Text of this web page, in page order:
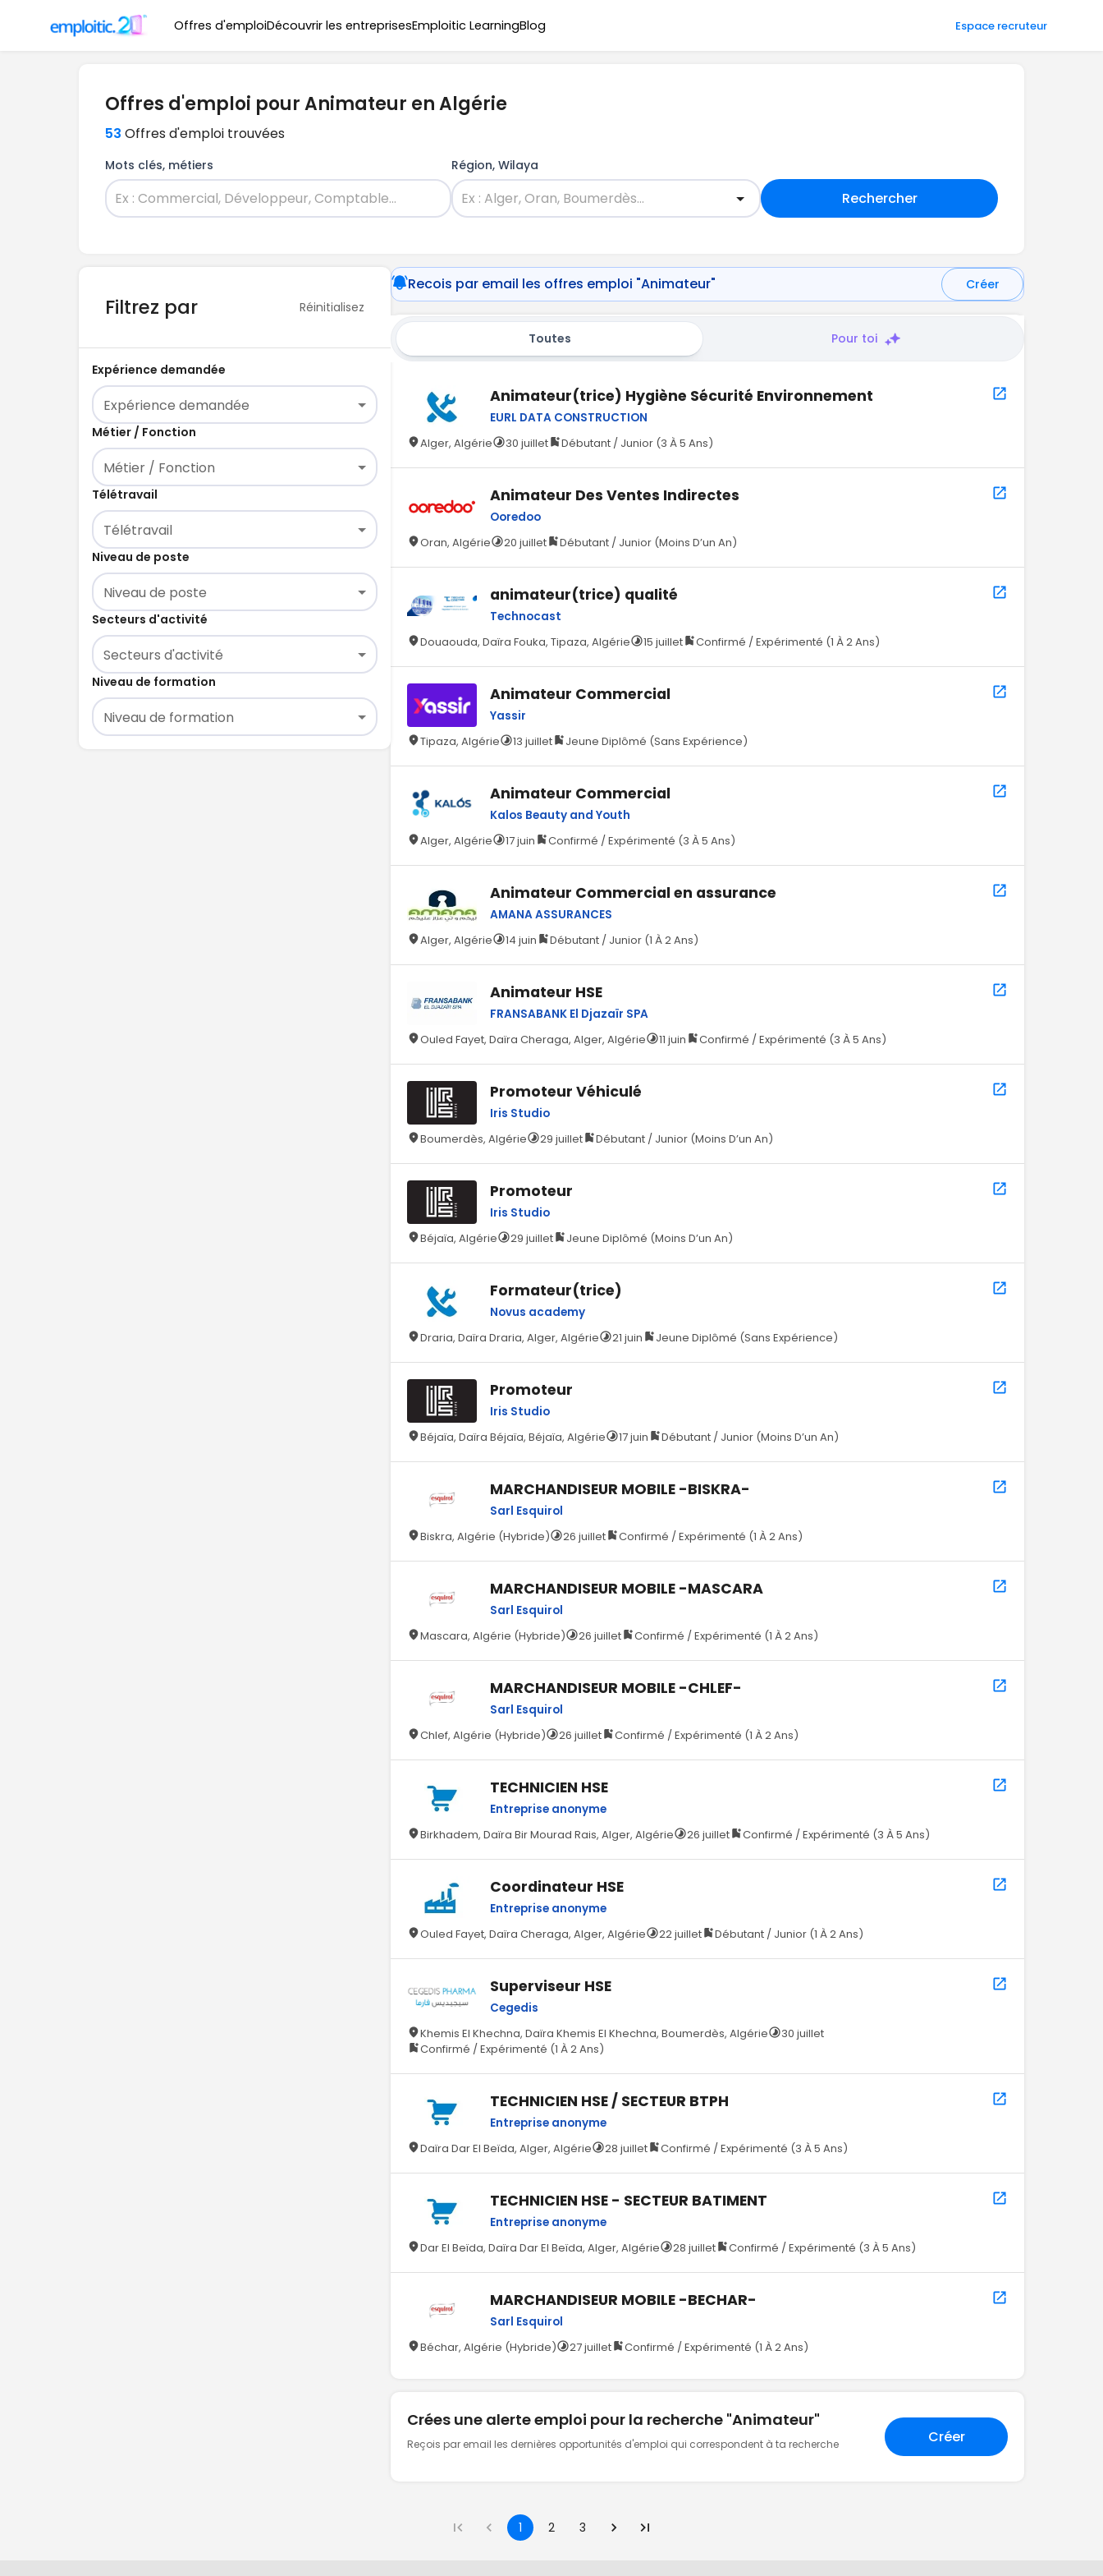
Offres d'emploiDécouvrir les entreprisesEmploitic LearningBlog Espace recruteur
Offres d'emploi pour Animateur en Algérie
53 Offres d'emploi trouvées
Mots clés, métiers Région, Wilaya
Rechercher
Filtrez par Réinitialisez
Expérience demandée
Expérience demandée
Métier / Fonction
Métier / Fonction
Télétravail
Télétravail
Niveau de poste
Niveau de poste
Secteurs d'activité
Secteurs d'activité
Niveau de formation
Niveau de formation
Recois par email les offres emploi "Animateur" Créer
Toutes Pour toi
Animateur(trice) Hygiène Sécurité Environnement
EURL DATA CONSTRUCTION
Alger, Algérie
30 juillet Débutant / Junior (3 À 5 Ans)
Animateur Des Ventes Indirectes
Ooredoo
Oran, Algérie
20 juillet Débutant / Junior (Moins D’un An)
animateur(trice) qualité
Technocast
Douaouda, Daïra Fouka, Tipaza, Algérie
15 juillet Confirmé / Expérimenté (1 À 2 Ans)
Animateur Commercial
Yassir
Tipaza, Algérie
13 juillet Jeune Diplômé (Sans Expérience)
Animateur Commercial
Kalos Beauty and Youth
Alger, Algérie
17 juin Confirmé / Expérimenté (3 À 5 Ans)
Animateur Commercial en assurance
AMANA ASSURANCES
Alger, Algérie
14 juin Débutant / Junior (1 À 2 Ans)
Animateur HSE
FRANSABANK El Djazaïr SPA
Ouled Fayet, Daïra Cheraga, Alger, Algérie
11 juin Confirmé / Expérimenté (3 À 5 Ans)
Promoteur Véhiculé
Iris Studio
Boumerdès, Algérie
29 juillet Débutant / Junior (Moins D’un An)
Promoteur
Iris Studio
Béjaïa, Algérie
29 juillet Jeune Diplômé (Moins D’un An)
Formateur(trice)
Novus academy
Draria, Daïra Draria, Alger, Algérie
21 juin Jeune Diplômé (Sans Expérience)
Promoteur
Iris Studio
Béjaïa, Daïra Béjaïa, Béjaïa, Algérie
17 juin Débutant / Junior (Moins D’un An)
MARCHANDISEUR MOBILE -BISKRA-
Sarl Esquirol
Biskra, Algérie (Hybride)
26 juillet Confirmé / Expérimenté (1 À 2 Ans)
MARCHANDISEUR MOBILE -MASCARA
Sarl Esquirol
Mascara, Algérie (Hybride)
26 juillet Confirmé / Expérimenté (1 À 2 Ans)
MARCHANDISEUR MOBILE -CHLEF-
Sarl Esquirol
Chlef, Algérie (Hybride)
26 juillet Confirmé / Expérimenté (1 À 2 Ans)
TECHNICIEN HSE
Entreprise anonyme
Birkhadem, Daïra Bir Mourad Rais, Alger, Algérie
26 juillet Confirmé / Expérimenté (3 À 5 Ans)
Coordinateur HSE
Entreprise anonyme
Ouled Fayet, Daïra Cheraga, Alger, Algérie
22 juillet Débutant / Junior (1 À 2 Ans)
Superviseur HSE
Cegedis
Khemis El Khechna, Daïra Khemis El Khechna, Boumerdès, Algérie
30 juillet
Confirmé / Expérimenté (1 À 2 Ans)
TECHNICIEN HSE / SECTEUR BTPH
Entreprise anonyme
Daïra Dar El Beïda, Alger, Algérie
28 juillet Confirmé / Expérimenté (3 À 5 Ans)
TECHNICIEN HSE - SECTEUR BATIMENT
Entreprise anonyme
Dar El Beïda, Daïra Dar El Beïda, Alger, Algérie
28 juillet Confirmé / Expérimenté (3 À 5 Ans)
MARCHANDISEUR MOBILE -BECHAR-
Sarl Esquirol
Béchar, Algérie (Hybride)
27 juillet Confirmé / Expérimenté (1 À 2 Ans)
Crées une alerte emploi pour la recherche "Animateur"
Reçois par email les dernières opportunités d'emploi qui correspondent à ta recherche Créer
1 2 3